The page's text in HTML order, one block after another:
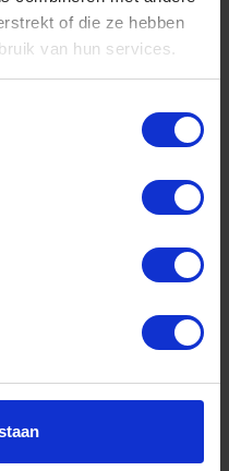
of die ze hebben
van hun services.
werkdagen
+